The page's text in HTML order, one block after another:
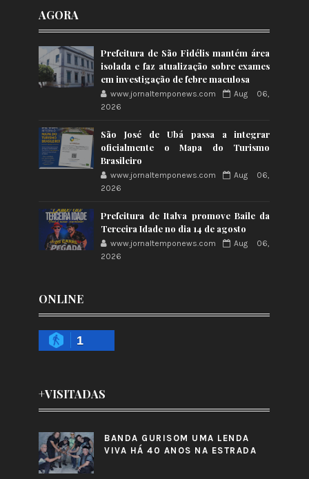
AGORA
Prefeitura de São Fidélis mantém área
isolada e faz atualização sobre exames
em investigação de febre maculosa
www.jornaltemponews.com
Aug 06,
2026
São José de Ubá passa a integrar
oficialmente o Mapa do Turismo
Brasileiro
www.jornaltemponews.com
Aug 06,
2026
Prefeitura de Italva promove Baile da
Terceira Idade no dia 14 de agosto
www.jornaltemponews.com
Aug 06,
2026
ONLINE
1
+VISITADAS
BANDA GURISOM UMA LENDA
VIVA HÁ 40 ANOS NA ESTRADA